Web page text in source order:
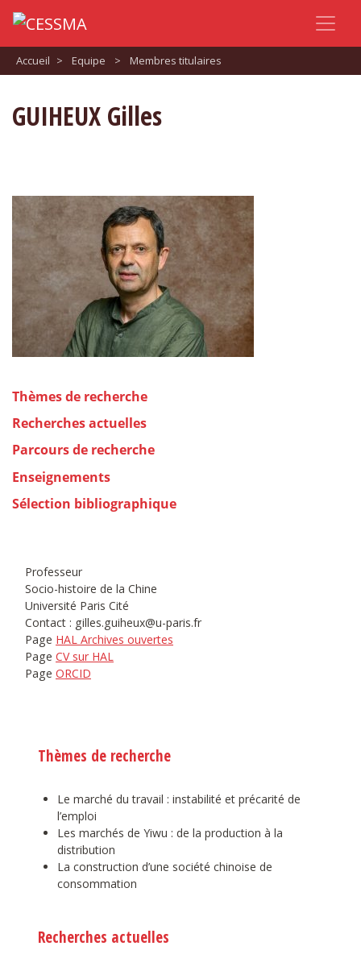
Accueil > Equipe > Membres titulaires
GUIHEUX Gilles
Thèmes de recherche
Recherches actuelles
Parcours de recherche
Enseignements
Sélection bibliographique
Professeur
Socio-histoire de la Chine
Université Paris Cité
Contact : gilles.guiheux@u-paris.fr
Page HAL Archives ouvertes
Page CV sur HAL
Page ORCID
Thèmes de recherche
Le marché du travail : instabilité et précarité de
l’emploi
Les marchés de Yiwu : de la production à la
distribution
La construction d’une société chinoise de
consommation
Recherches actuelles